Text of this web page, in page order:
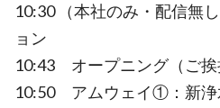
10:30 （本社のみ・配信無
ョン
10:43 オープニング（ご挨
10:50 アムウェイ①：新